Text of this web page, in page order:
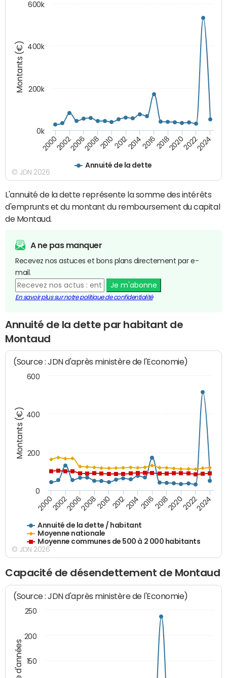
Montants (€)
Annuité de la dette
200020022006200820102012201420162018202020222024
0k
200k
400k
600k
© JDN 2026
L'annuité de la dette représente la somme des intérêts
d'emprunts et du montant du remboursement du capital
de Montaud.
A ne pas manquer
Recevez nos astuces et bons plans directement par e-
mail.
Je m'abonne
En savoir plus sur notre politique de confidentialité
Annuité de la dette par habitant de
Montaud
Montants (€)
(Source : JDN d'après ministère de l'Economie)
Annuité de la dette / habitant
Moyenne nationale
Moyenne communes de 500 à 2 000 habitants
20002002200620082010 2012201420162018202020222024
0
200
400
600
© JDN 2026
Capacité de désendettement de Montaud
(Source : JDN d'après ministère de l'Economie)
150
200
250